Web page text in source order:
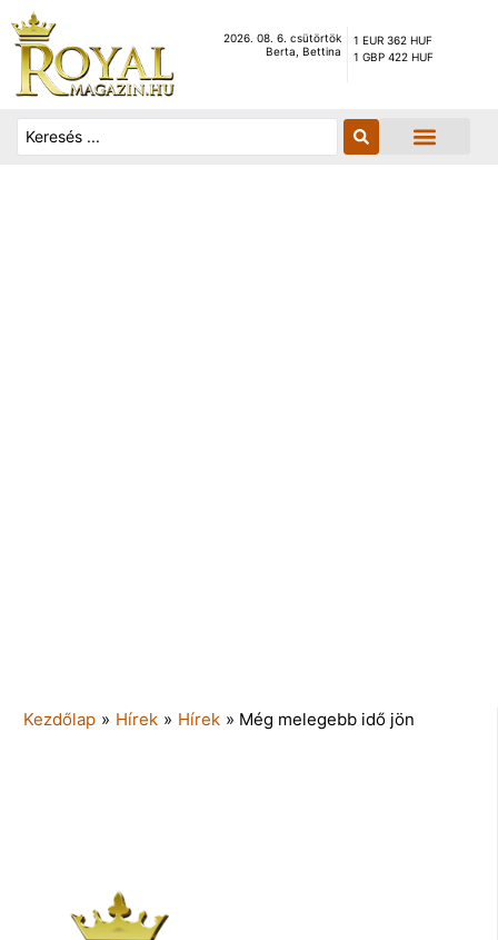
2026. 08. 6. csütörtök
Berta, Bettina
1 EUR 362 HUF
1 GBP 422 HUF
Kezdőlap » Hírek » Hírek » Még melegebb idő jön